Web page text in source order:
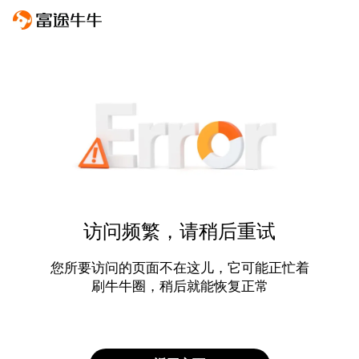
访问频繁，请稍后重试
您所要访问的页面不在这儿，它可能正忙着
刷牛牛圈，稍后就能恢复正常